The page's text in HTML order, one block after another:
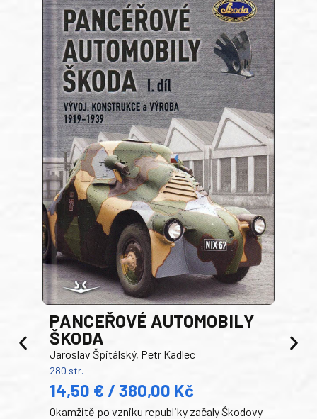
PANCEŘOVÉ AUTOMOBILY
ŠKODA
Jaroslav Špitálský, Petr Kadlec
280 str.
14,50 € / 380,00 Kč
Okamžitě po vzniku republiky začaly Škodovy